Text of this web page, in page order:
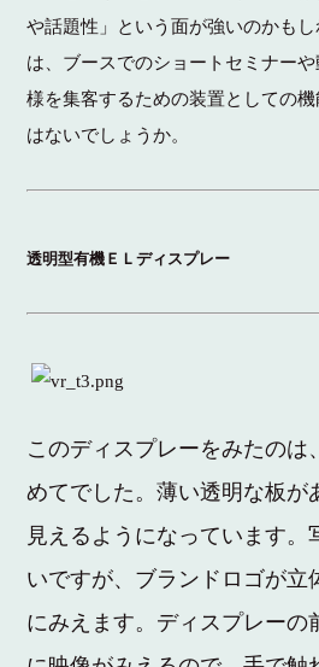
や話題性」という面が強いのかも
は、ブースでのショートセミナー
様を集客するための装置としての
はないでしょうか。
透明型有機ＥＬディスプレー
このディスプレーをみたのは
めてでした。薄い透明な板が
見えるようになっています。
いですが、ブランドロゴが立
にみえます。ディスプレーの